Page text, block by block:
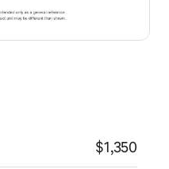
$1,350